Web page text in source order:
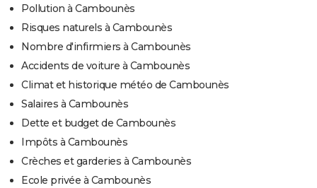
Pollution à Cambounès
Risques naturels à Cambounès
Nombre d'infirmiers à Cambounès
Accidents de voiture à Cambounès
Climat et historique météo de Cambounès
Salaires à Cambounès
Dette et budget de Cambounès
Impôts à Cambounès
Crèches et garderies à Cambounès
Ecole privée à Cambounès